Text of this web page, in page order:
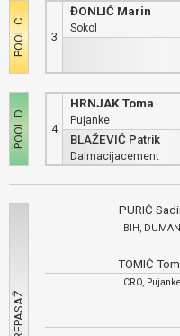
3
ĐONLIĆ Marin
Sokol
4
HRNJAK Toma
Pujanke
BLAŽEVIĆ Patrik
Dalmacijacement
PURIĆ
BIH, DUMAN
TOMIĆ
CRO, Pujanke